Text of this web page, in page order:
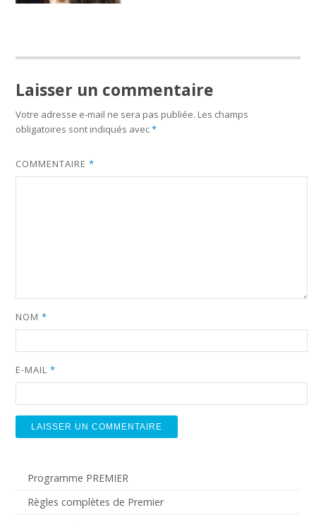
Programme PREMIER
Règles complètes de Premier
Laisser un commentaire
Votre adresse e-mail ne sera pas publiée. Les champs
obligatoires sont indiqués avec*
COMMENTAIRE*
NOM*
E-MAIL*